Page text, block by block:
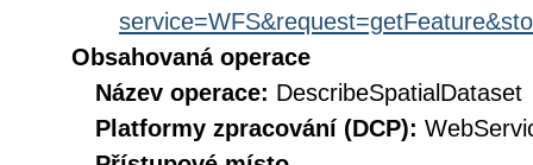
Obsahovaná operace
Název operace: DescribeSpatialDataset
Platformy zpracování (DCP):